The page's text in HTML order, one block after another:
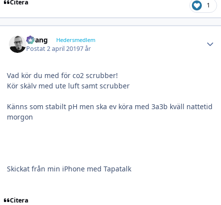
Citera 1
wrang Hedersmedlem
Postat2 april 20197 år
Vad kör du med för co2 scrubber!
Kör skälv med ute luft samt scrubber
Känns som stabilt pH men ska ev köra med 3a3b kväll nattetid
morgon
Skickat från min iPhone med Tapatalk
Citera